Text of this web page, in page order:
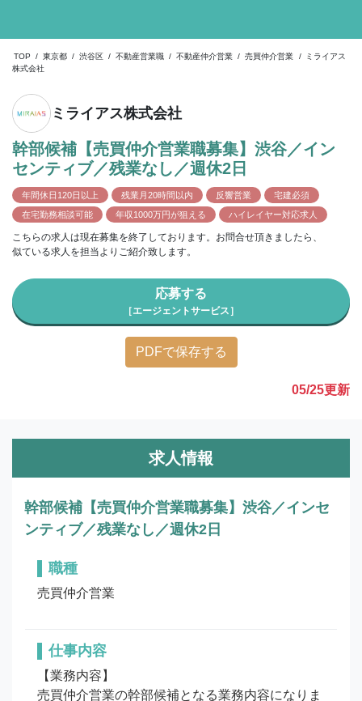
TOP / 東京都 / 渋谷区 / 不動産営業職 / 不動産仲介営業 / 売買仲介営業 /
ミライアス
株式会社
ミライアス株式会社
幹部候補【売買仲介営業職募集】渋谷／イン
センティブ／残業なし／週休2日
年間休日120日以上 残業月20時間以内 反響営業
宅建必須
在宅勤務相談可能
年収1000万円が狙える ハイレイヤー対応求人
こちらの求人は現在募集を終了しております。お問合せ頂きましたら、
似ている求人を担当よりご紹介致します。
応募する
［エージェントサービス］
PDFで保存する
05/25更新
求人情報
幹部候補【売買仲介営業職募集】渋谷／インセ
ンティブ／残業なし／週休2日
職種
売買仲介営業
仕事内容
【業務内容】
売買仲介営業の幹部候補となる業務内容になりま